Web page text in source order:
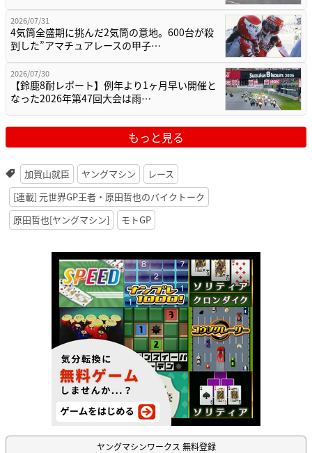
2026/07/31
4気筒全盛期に挑んだ2気筒の意地。600台が殺
到した”アマチュアレースの甲子…
2026/07/30
【鈴鹿8耐レポート】例年より1ヶ月早い開催と
なった2026年第47回大会は雨…
もっと見る
加賀山就臣 ヤングマシン
レース
[連載] 元世界GP王者・原田哲也のバイクトーク
原田哲也[ヤングマシン]
モトGP
ヤングマシンワークス 無料登録